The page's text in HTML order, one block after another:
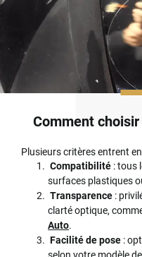
Comment
Plusieurs critères entrent
Compatibilité : tous
surfaces plastiques
Transparence :
clarté optique,
Auto.
Facilité de pose :